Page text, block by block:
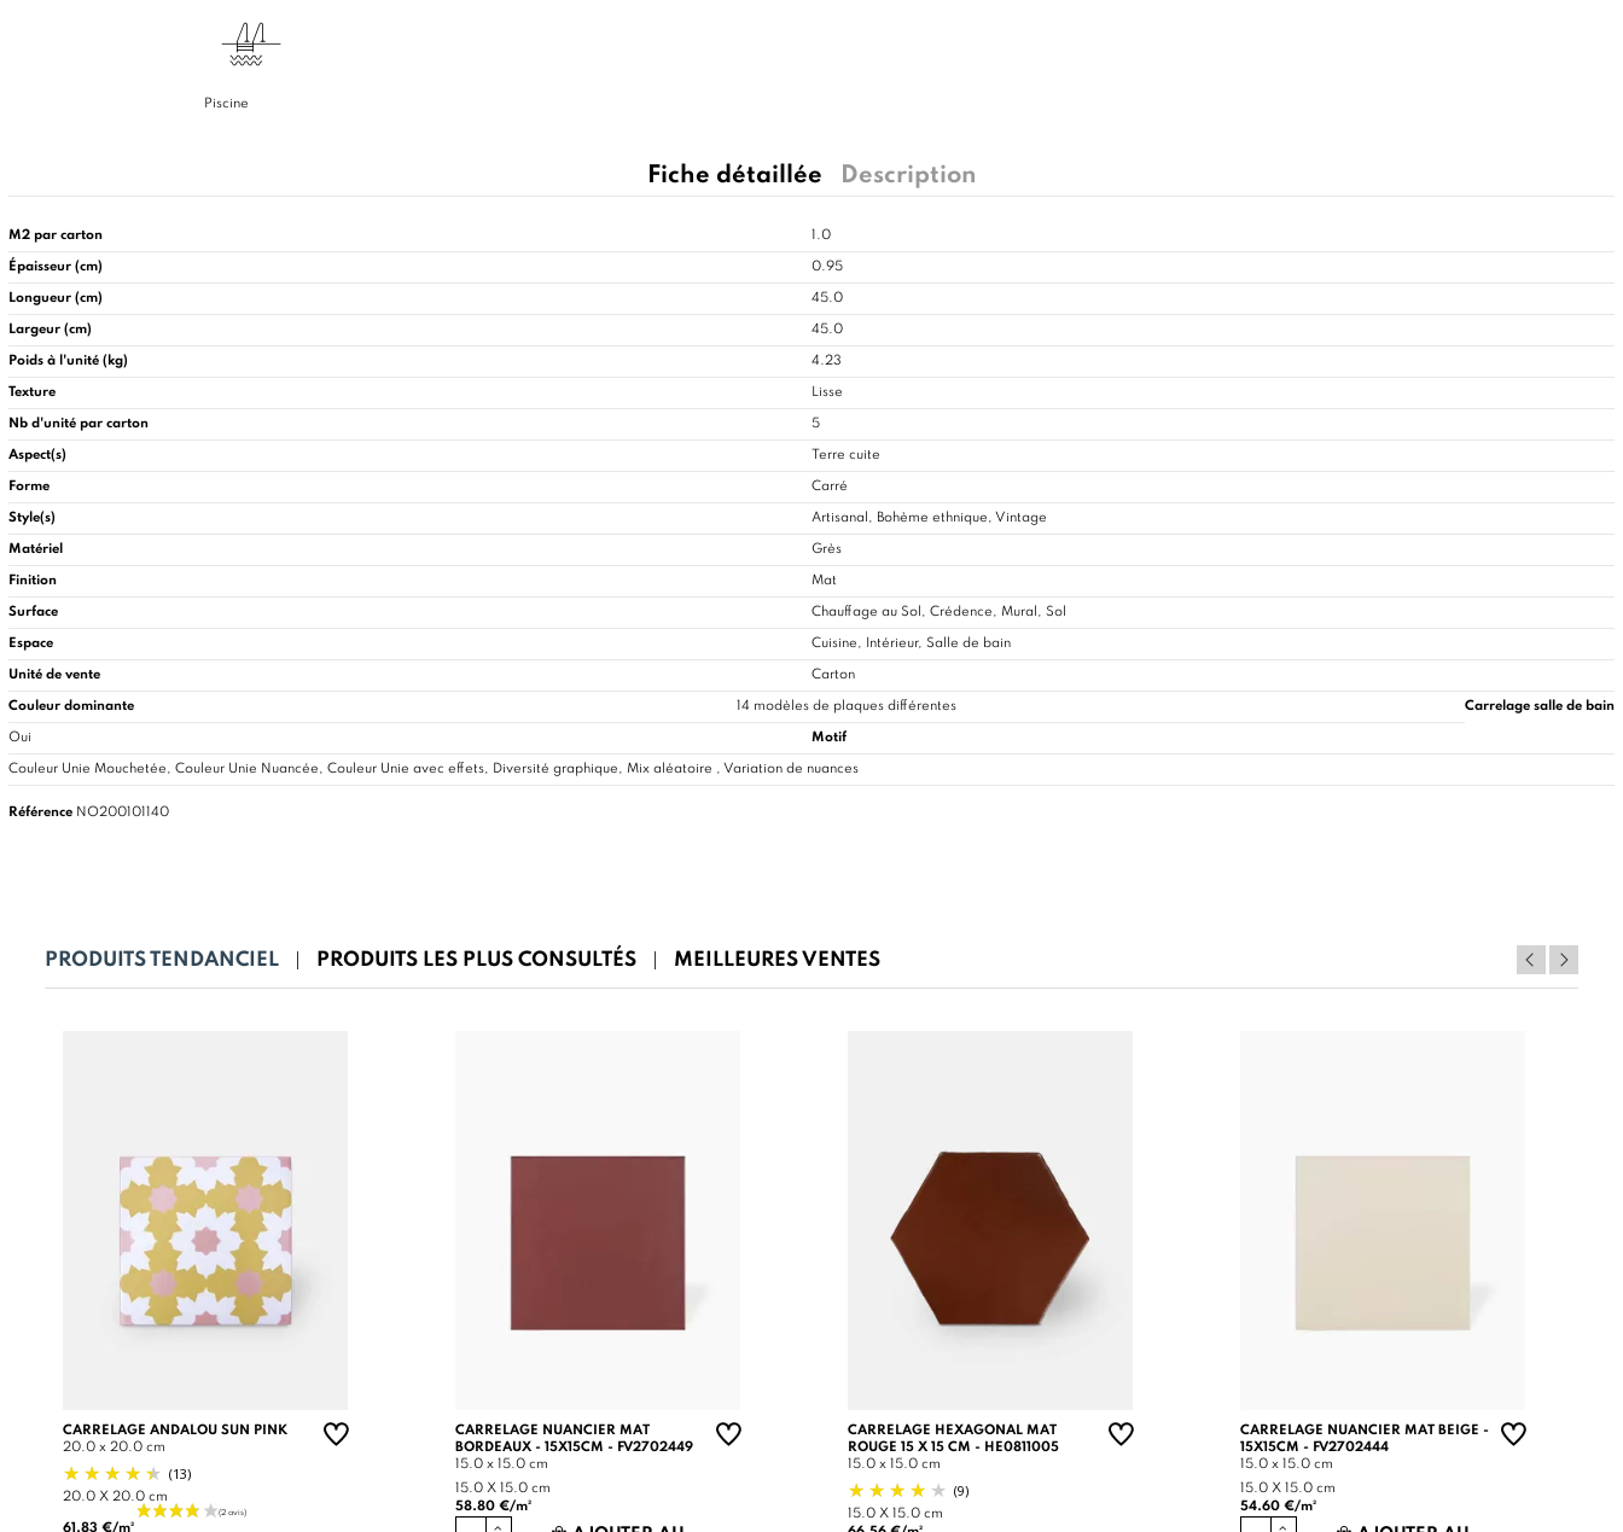
Piscine
Fiche détaillée Description
M2 par carton 1.0
Épaisseur (cm) 0.95
Longueur (cm) 45.0
Largeur (cm) 45.0
Poids à l'unité (kg) 4.23
Texture Lisse
Nb d'unité par carton 5
Aspect(s) Terre cuite
Forme Carré
Style(s) Artisanal, Bohème ethnique, Vintage
Matériel Grès
Finition Mat
Surface Chauffage au Sol, Crédence, Mural, Sol
Espace Cuisine, Intérieur, Salle de bain
Unité de vente Carton
Couleur dominante 14 modèles de plaques différentes Carrelage salle de bain
Oui Motif
Couleur Unie Mouchetée, Couleur Unie Nuancée, Couleur Unie avec effets, Diversité graphique, Mix aléatoire , Variation de nuances
Référence NO200101140
PRODUITS TENDANCIEL PRODUITS LES PLUS CONSULTÉS MEILLEURES VENTES
CARRELAGE ANDALOU SUN PINK
20.0 x 20.0 cm
(13)
20.0 X 20.0 cm
61.83 €/m²
CARRELAGE NUANCIER MAT
BORDEAUX - 15X15CM - FV2702449
15.0 x 15.0 cm
15.0 X 15.0 cm
58.80 €/m²
CARRELAGE HEXAGONAL MAT
ROUGE 15 X 15 CM - HE0811005
15.0 x 15.0 cm
(9)
15.0 X 15.0 cm
CARRELAGE NUANCIER MAT BEIGE -
15X15CM - FV2702444
15.0 x 15.0 cm
15.0 X 15.0 cm
54.60 €/m²